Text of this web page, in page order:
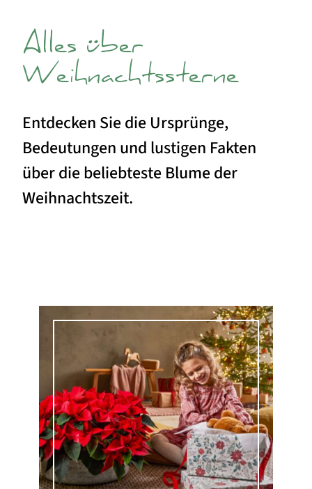
Alles über
Weihnachtssterne
Entdecken Sie die Ursprünge,
Bedeutungen und lustigen Fakten
über die beliebteste Blume der
Weihnachtszeit.